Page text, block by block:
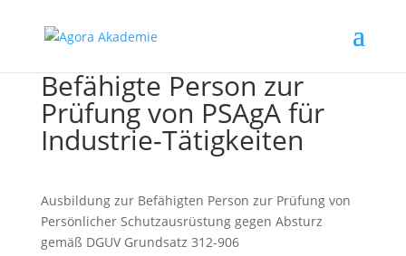
Befähigte Person zur
Prüfung von PSAgA für
Industrie-Tätigkeiten
Ausbildung zur Befähigten Person zur Prüfung von
Persönlicher Schutzausrüstung gegen Absturz
gemäß DGUV Grundsatz 312-906